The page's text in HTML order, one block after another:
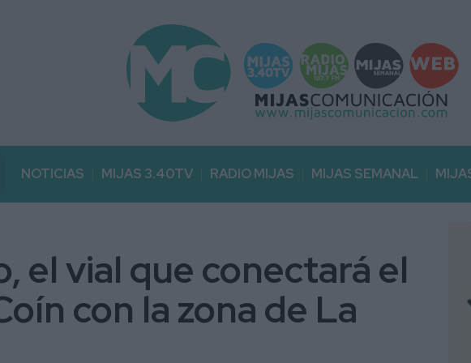
NOTICIAS MIJAS 3.40TV RADIO MIJAS MIJAS SEMANAL
el vial que conectará el
con la zona de La